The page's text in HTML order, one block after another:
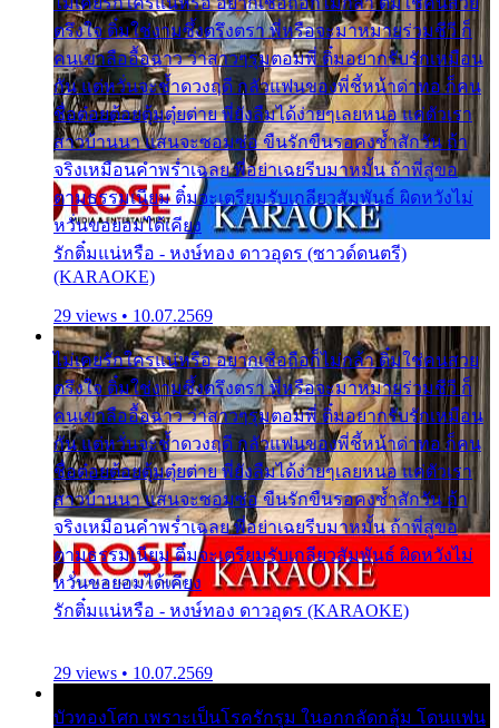
ตรึงใจ ติ๋มใช่งามซึ้งตรึงตรา พี่หรือจะมาหมายร่วมชีวี ก็
คนเขาลืออื้อฉาว ว่าสาวๆรุมตอมพี่ ติ๋มอยากรับรักเหมือน
กัน แต่หวั่นจะช้ำดวงฤดี กลัวแฟนของพี่ชี้หน้าด่าทอ ก็คน
ชื่อต๋อยต้อยตุ้มตุ๋ยต่าย พี่ยังลืมได้ง่ายๆเลยหนอ แค่ตัวเรา
สาวบ้านนา แสนจะซอมซ่อ ขืนรักขืนรอคงช้ำสักวัน ถ้า
จริงเหมือนคำพร่ำเฉลย พี่อย่าเฉยรีบมาหมั้น ถ้าพี่สู่ขอ
ตามธรรมเนียม ติ๋มจะเตรียมรับเกลียวสัมพันธ์ ผิดหวังไม่
หวั่นขอยอมได้เคียง
รักติ๋มแน่หรือ - หงษ์ทอง ดาวอุดร (ซาวด์ดนตรี)
(KARAOKE)
29 views • 10.07.2569
ไม่เคยรักใครแน่หรือ อยากเชื่อถือก็ไม่กล้า ติ๋มใช่คนสวย
ตรึงใจ ติ๋มใช่งามซึ้งตรึงตรา พี่หรือจะมาหมายร่วมชีวี ก็
คนเขาลืออื้อฉาว ว่าสาวๆรุมตอมพี่ ติ๋มอยากรับรักเหมือน
กัน แต่หวั่นจะช้ำดวงฤดี กลัวแฟนของพี่ชี้หน้าด่าทอ ก็คน
ชื่อต๋อยต้อยตุ้มตุ๋ยต่าย พี่ยังลืมได้ง่ายๆเลยหนอ แค่ตัวเรา
สาวบ้านนา แสนจะซอมซ่อ ขืนรักขืนรอคงช้ำสักวัน ถ้า
จริงเหมือนคำพร่ำเฉลย พี่อย่าเฉยรีบมาหมั้น ถ้าพี่สู่ขอ
ตามธรรมเนียม ติ๋มจะเตรียมรับเกลียวสัมพันธ์ ผิดหวังไม่
หวั่นขอยอมได้เคียง
รักติ๋มแน่หรือ - หงษ์ทอง ดาวอุดร (KARAOKE)
29 views • 10.07.2569
บัวทองโศก เพราะเป็นโรครักรุม ในอกกลัดกลุ้ม โดนแฟน